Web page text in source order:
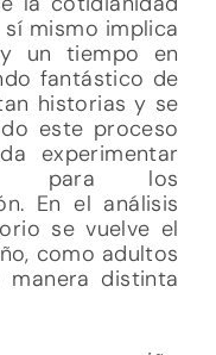
mismo implica
un tiempo en
fantástico de
historias y se
este proceso
experimentar
para los
En el análisis
se vuelve el
como adultos
manera distinta